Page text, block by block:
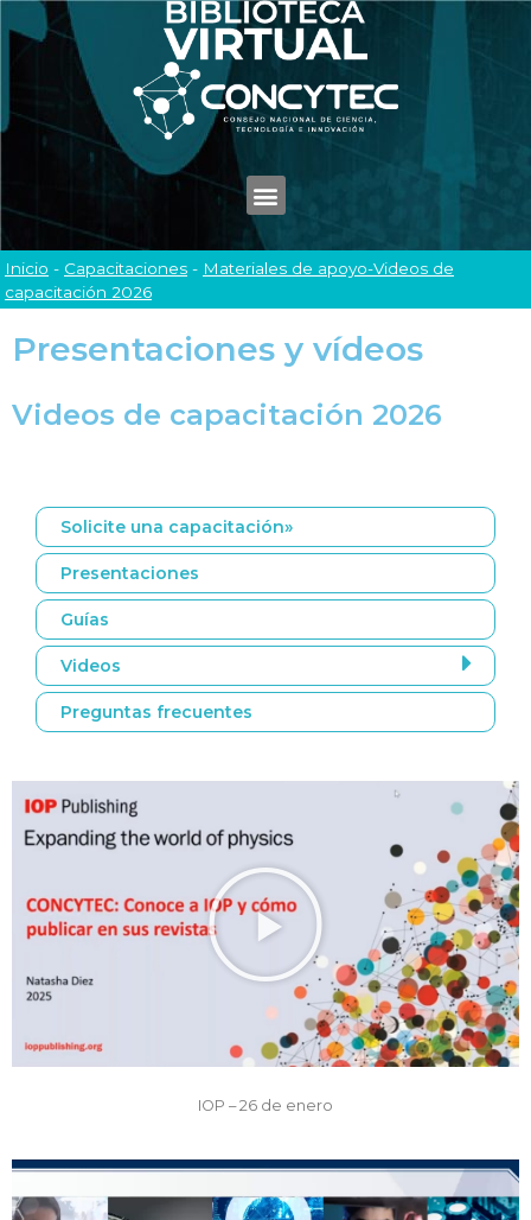
Inicio - Capacitaciones - Materiales de apoyo-Videos de
capacitación 2026
Presentaciones y vídeos
Videos de capacitación 2026
Solicite una capacitación»
Presentaciones
Guías
Videos
Preguntas frecuentes
IOP – 26 de enero